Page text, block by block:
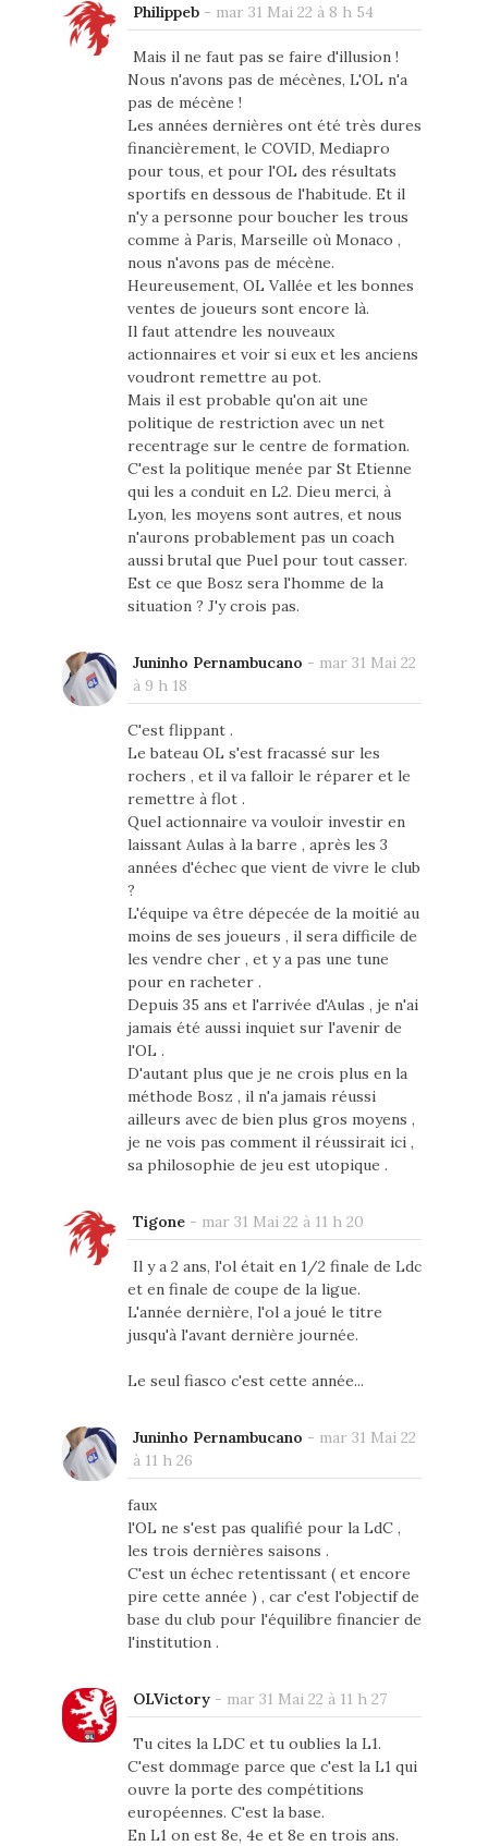
Philippeb- mar 31 Mai 22 à 8 h 54
Mais il ne faut pas se faire d'illusion !
Nous n'avons pas de mécènes, L'OL n'a
pas de mécène !
Les années dernières ont été très dures
financièrement, le COVID, Mediapro
pour tous, et pour l'OL des résultats
sportifs en dessous de l'habitude. Et il
n'y a personne pour boucher les trous
comme à Paris, Marseille où Monaco ,
nous n'avons pas de mécène.
Heureusement, OL Vallée et les bonnes
ventes de joueurs sont encore là.
Il faut attendre les nouveaux
actionnaires et voir si eux et les anciens
voudront remettre au pot.
Mais il est probable qu'on ait une
politique de restriction avec un net
recentrage sur le centre de formation.
C'est la politique menée par St Etienne
qui les a conduit en L2. Dieu merci, à
Lyon, les moyens sont autres, et nous
n'aurons probablement pas un coach
aussi brutal que Puel pour tout casser.
Est ce que Bosz sera l'homme de la
situation ? J'y crois pas.
Juninho Pernambucano - mar 31 Mai 22
à 9 h 18
C'est flippant .
Le bateau OL s'est fracassé sur les
rochers , et il va falloir le réparer et le
remettre à flot .
Quel actionnaire va vouloir investir en
laissant Aulas à la barre , après les 3
années d'échec que vient de vivre le club
?
L'équipe va être dépecée de la moitié au
moins de ses joueurs , il sera difficile de
les vendre cher , et y a pas une tune
pour en racheter .
Depuis 35 ans et l'arrivée d'Aulas , je n'ai
jamais été aussi inquiet sur l'avenir de
l'OL .
D'autant plus que je ne crois plus en la
méthode Bosz , il n'a jamais réussi
ailleurs avec de bien plus gros moyens ,
je ne vois pas comment il réussirait ici ,
sa philosophie de jeu est utopique .
Tigone- mar 31 Mai 22 à 11 h 20
Il y a 2 ans, l'ol était en 1/2 finale de Ldc
et en finale de coupe de la ligue.
L'année dernière, l'ol a joué le titre
jusqu'à l'avant dernière journée.
Le seul fiasco c'est cette année...
Juninho Pernambucano - mar 31 Mai 22
à 11 h 26
faux
l'OL ne s'est pas qualifié pour la LdC ,
les trois dernières saisons .
C'est un échec retentissant ( et encore
pire cette année ) , car c'est l'objectif de
base du club pour l'équilibre financier de
l'institution .
OLVictory- mar 31 Mai 22 à 11 h 27
Tu cites la LDC et tu oublies la L1.
C'est dommage parce que c'est la L1 qui
ouvre la porte des compétitions
européennes. C'est la base.
En L1 on est 8e, 4e et 8e en trois ans.